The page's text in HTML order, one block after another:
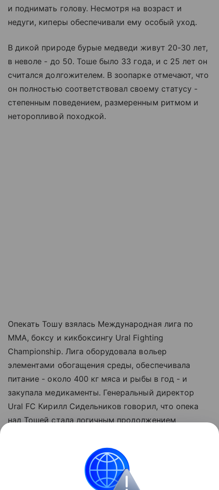
и поднимать голову. Несмотря на возраст и
недуги, киперы обеспечивали ему особый уход.
В дикой природе бурые медведи живут 20-30 лет,
в неволе - до 50. Тоше было 33 года, и с 25 лет он
считался долгожителем. В зоопарке отмечают, что
он полностью соответствовал своему статусу -
степенным поведением, размеренным ритмом и
неторопливой походкой.
Опекать Тошу взялась Международная лига по
ММА, боксу и кикбоксингу Ural Fighting
Championship. Лига оборудовала вольер
элементами обогащения среды, обеспечивала
питание - около 400 кг мяса и рыбы в год - и
закупала медикаменты. Генеральный директор
Ural FC Кирилл Сидельников говорил, что опека
над Тошей стала логичным продолжением
тех, кто нуждается в помощи.
В конце июля сотрудники зоопарка сообщили, что
Тоша скончался - уснул и не проснулся.